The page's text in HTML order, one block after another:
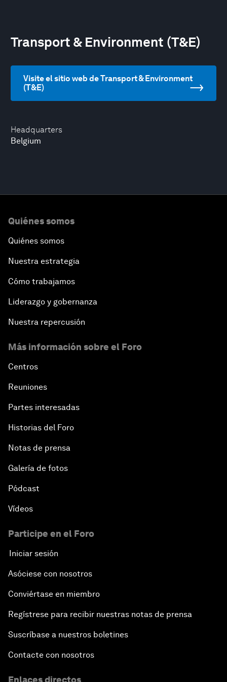
Headquarters
Belgium
Transport & Environment (T&E)
Visite el sitio web de Transport & Environment
(T&E)
Quiénes somos
Quiénes somos
Nuestra estrategia
Cómo trabajamos
Liderazgo y gobernanza
Nuestra repercusión
Más información sobre el Foro
Centros
Reuniones
Partes interesadas
Historias del Foro
Notas de prensa
Galería de fotos
Pódcast
Vídeos
Participe en el Foro
Iniciar sesión
Asóciese con nosotros
Conviértase en miembro
Regístrese para recibir nuestras notas de prensa
Suscríbase a nuestros boletines
Contacte con nosotros
Enlaces directos